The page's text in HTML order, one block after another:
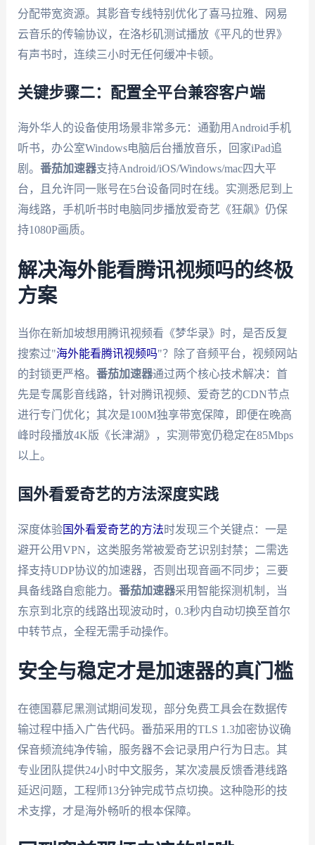
分配带宽资源。其影音专线特别优化了喜马拉雅、网易
云音乐的传输协议，在洛杉矶测试播放《平凡的世界》
有声书时，连续三小时无任何缓冲卡顿。
关键步骤二：配置全平台兼容客户端
海外华人的设备使用场景非常多元：通勤用Android手机
听书，办公室Windows电脑后台播放音乐，回家iPad追
剧。 番茄加速器支持Android/iOS/Windows/mac四大平
台，且允许同一账号在5台设备同时在线。实测悉尼到上
海线路，手机听书时电脑同步播放爱奇艺《狂飙》仍保
持1080P画质。
解决海外能看腾讯视频吗的终极
方案
当你在新加坡想用腾讯视频看《梦华录》时，是否反复
搜索过"海外能看腾讯视频吗"？除了音频平台，视频网站
的封锁更严格。 番茄加速器通过两个核心技术解决：首
先是专属影音线路，针对腾讯视频、爱奇艺的CDN节点
进行专门优化；其次是100M独享带宽保障，即便在晚高
峰时段播放4K版《长津湖》，实测带宽仍稳定在85Mbps
以上。
国外看爱奇艺的方法深度实践
深度体验国外看爱奇艺的方法时发现三个关键点：一是
避开公用VPN，这类服务常被爱奇艺识别封禁；二需选
择支持UDP协议的加速器，否则出现音画不同步；三要
具备线路自愈能力。 番茄加速器采用智能探测机制，当
东京到北京的线路出现波动时，0.3秒内自动切换至首尔
中转节点，全程无需手动操作。
安全与稳定才是加速器的真门槛
在德国慕尼黑测试期间发现，部分免费工具会在数据传
输过程中插入广告代码。番茄采用的TLS 1.3加密协议确
保音频流纯净传输，服务器不会记录用户行为日志。其
专业团队提供24小时中文服务，某次凌晨反馈香港线路
延迟问题，工程师13分钟完成节点切换。这种隐形的技
术支撑，才是海外畅听的根本保障。